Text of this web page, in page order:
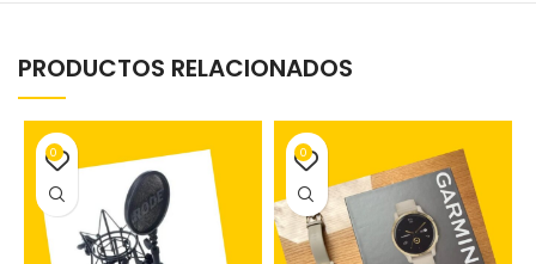
PRODUCTOS RELACIONADOS
0 0